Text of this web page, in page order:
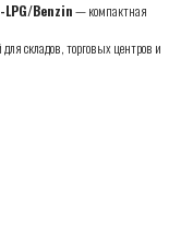
LPG/Benzin— компактная
складов, торговых центров и